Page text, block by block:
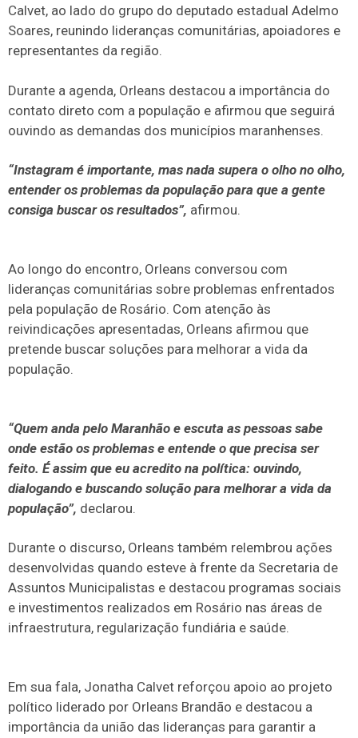
Calvet, ao lado do grupo do deputado estadual Adelmo
Soares, reunindo lideranças comunitárias, apoiadores e
representantes da região.
Durante a agenda, Orleans destacou a importância do
contato direto com a população e afirmou que seguirá
ouvindo as demandas dos municípios maranhenses.
“Instagram é importante, mas nada supera o olho no olho,
entender os problemas da população para que a gente
consiga buscar os resultados”, afirmou.
Ao longo do encontro, Orleans conversou com
lideranças comunitárias sobre problemas enfrentados
pela população de Rosário. Com atenção às
reivindicações apresentadas, Orleans afirmou que
pretende buscar soluções para melhorar a vida da
população.
“Quem anda pelo Maranhão e escuta as pessoas sabe
onde estão os problemas e entende o que precisa ser
feito. É assim que eu acredito na política: ouvindo,
dialogando e buscando solução para melhorar a vida da
população”, declarou.
Durante o discurso, Orleans também relembrou ações
desenvolvidas quando esteve à frente da Secretaria de
Assuntos Municipalistas e destacou programas sociais
e investimentos realizados em Rosário nas áreas de
infraestrutura, regularização fundiária e saúde.
Em sua fala, Jonatha Calvet reforçou apoio ao projeto
político liderado por Orleans Brandão e destacou a
importância da união das lideranças para garantir a